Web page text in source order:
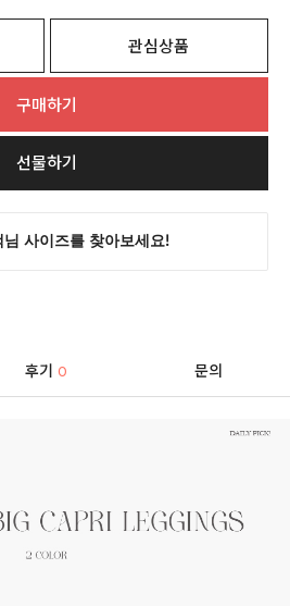
관심상품
구매하기
선물하기
후기0 문의